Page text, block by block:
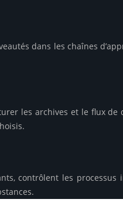
dans les chaînes
les archives et le flux
contrôlent les